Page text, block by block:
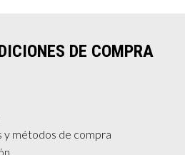
DE COMPRA
y métodos de compra